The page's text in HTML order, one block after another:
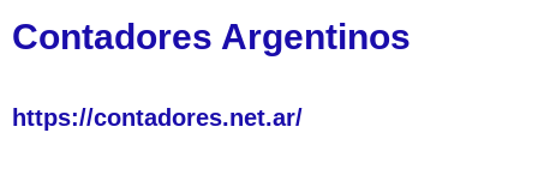
Contadores Argentinos
https://contadores.net.ar/